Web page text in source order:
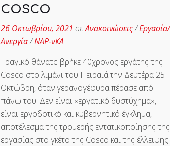
COSCO
26 Οκτωβρίου, 2021 σεΑνακοινώσεις/Εργασία/
Ανεργία/ΝΑΡ-νΚΑ
Τραγικό θάνατο βρήκε 40χρονος εργάτης της
Cosco στο λιμάνι του Πειραιά την Δευτέρα 25
Οκτώβρη, όταν γερανογέφυρα πέρασε από
πάνω του! Δεν είναι «εργατικό δυστύχημα»,
είναι εργοδοτικό και κυβερνητικό έγκλημα,
αποτέλεσμα της τρομερής εντατικοποίησης της
εργασίας στο γκέτο της Cosco και της έλλειψης